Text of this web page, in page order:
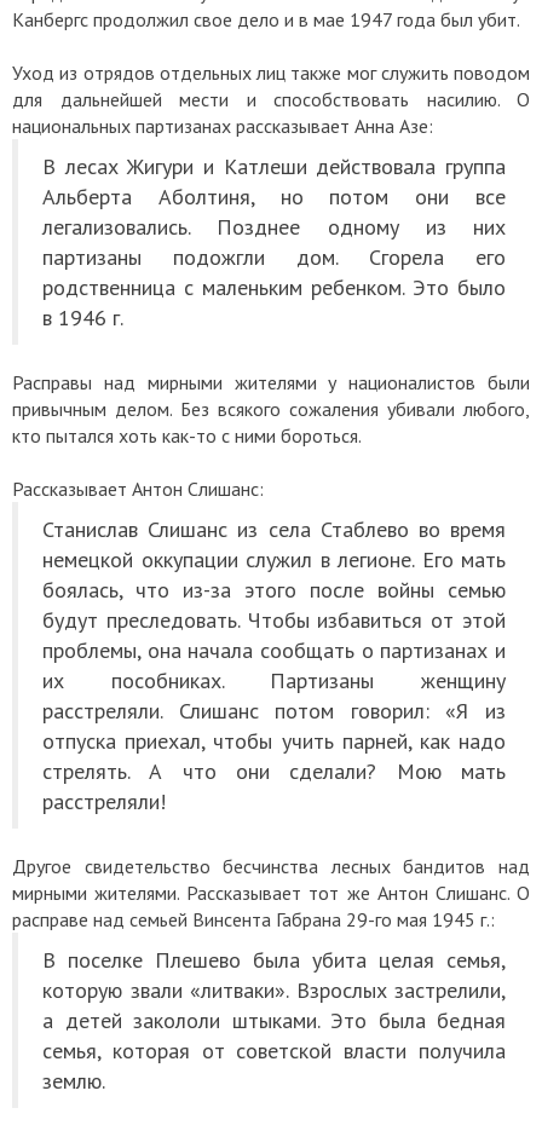
Канбергс продолжил свое дело и в мае 1947 года был убит.
Уход из отрядов отдельных лиц также мог служить поводом
для дальнейшей мести и способствовать насилию. О
национальных партизанах рассказывает Анна Азе:
В лесах Жигури и Катлеши действовала группа
Альберта Аболтиня, но потом они все
легализовались. Позднее одному из них
партизаны подожгли дом. Сгорела его
родственница с маленьким ребенком. Это было
в 1946 г.
Расправы над мирными жителями у националистов были
привычным делом. Без всякого сожаления убивали любого,
кто пытался хоть как-то с ними бороться.
Рассказывает Антон Слишанс:
Станислав Слишанс из села Стаблево во время
немецкой оккупации служил в легионе. Его мать
боялась, что из-за этого после войны семью
будут преследовать. Чтобы избавиться от этой
проблемы, она начала сообщать о партизанах и
их пособниках. Партизаны женщину
расстреляли. Слишанс потом говорил: «Я из
отпуска приехал, чтобы учить парней, как надо
стрелять. А что они сделали? Мою мать
расстреляли!
Другое свидетельство бесчинства лесных бандитов над
мирными жителями. Рассказывает тот же Антон Слишанс. О
расправе над семьей Винсента Габрана 29-го мая 1945 г.:
В поселке Плешево была убита целая семья,
которую звали «литваки». Взрослых застрелили,
а детей закололи штыками. Это была бедная
семья, которая от советской власти получила
землю.